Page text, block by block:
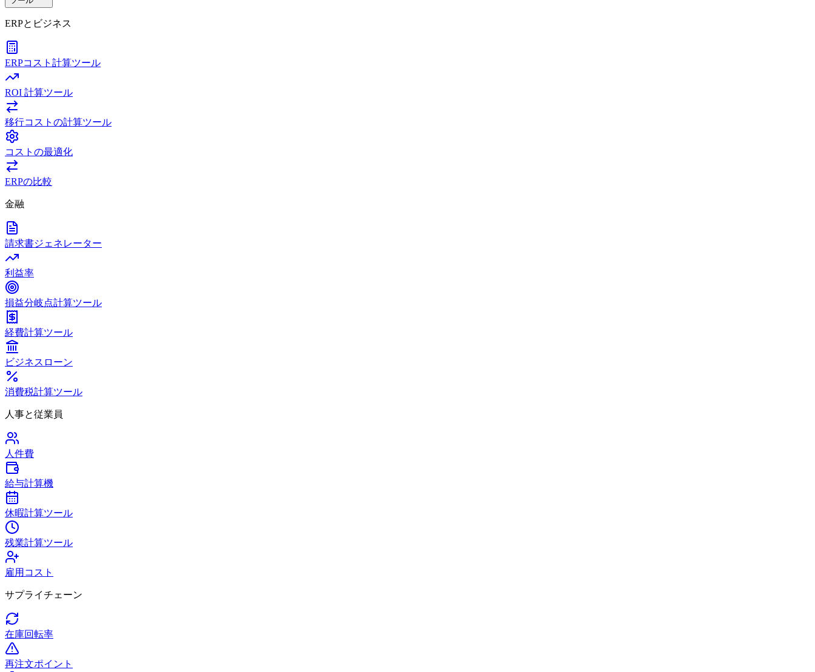
ERPとビジネス
ERPコスト計算ツール
ROI 計算ツール
移行コストの計算ツール
コストの最適化
ERPの比較
金融
請求書ジェネレーター
利益率
損益分岐点計算ツール
経費計算ツール
ビジネスローン
消費税計算ツール
人事と従業員
人件費
給与計算機
休暇計算ツール
残業計算ツール
雇用コスト
サプライチェーン
在庫回転率
再注文ポイント